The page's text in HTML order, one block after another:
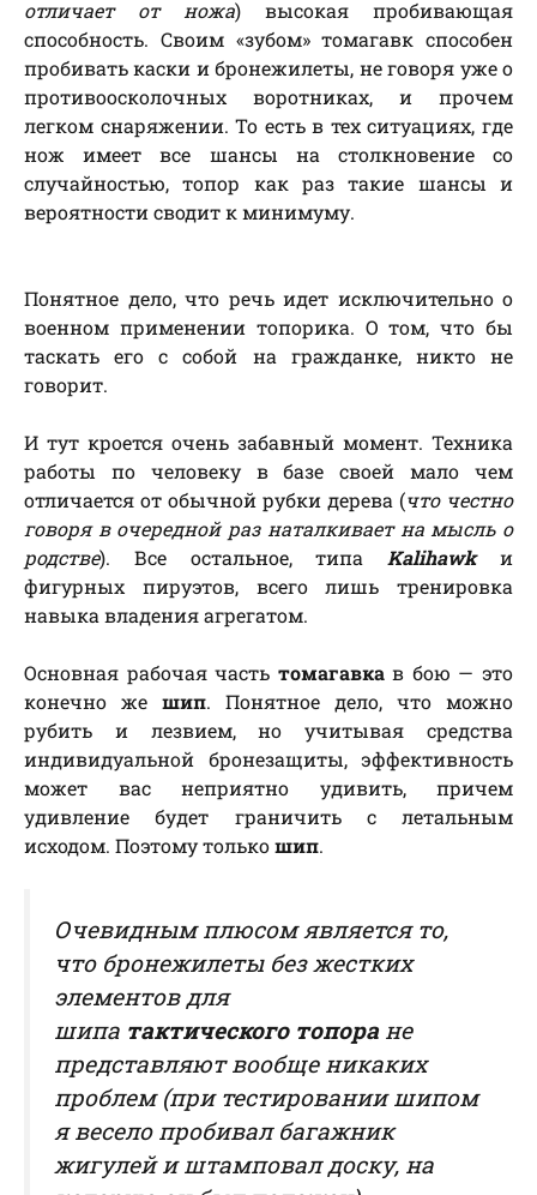
отличает от ножа) высокая пробивающая
способность. Своим «зубом» томагавк способен
пробивать каски и бронежилеты, не говоря уже о
противоосколочных воротниках, и прочем
легком снаряжении. То есть в тех ситуациях, где
нож имеет все шансы на столкновение со
случайностью, топор как раз такие шансы и
вероятности сводит к минимуму.
Понятное дело, что речь идет исключительно о
военном применении топорика. О том, что бы
таскать его с собой на гражданке, никто не
говорит.
И тут кроется очень забавный момент. Техника
работы по человеку в базе своей мало чем
отличается от обычной рубки дерева (что честно
говоря в очередной раз наталкивает на мысль о
родстве). Все остальное, типаKalihawkи
фигурных пируэтов, всего лишь тренировка
навыка владения агрегатом.
Основная рабочая часть томагавкав бою — это
конечно же шип. Понятное дело, что можно
рубить и лезвием, но учитывая средства
индивидуальной бронезащиты, эффективность
может вас неприятно удивить, причем
удивление будет граничить с летальным
исходом. Поэтому толькошип.
Очевидным плюсом является то,
что бронежилеты без жестких
элементов для
шипа тактического топоране
представляют вообще никаких
проблем (при тестировании шипом
я весело пробивал багажник
жигулей и штамповал доску, на